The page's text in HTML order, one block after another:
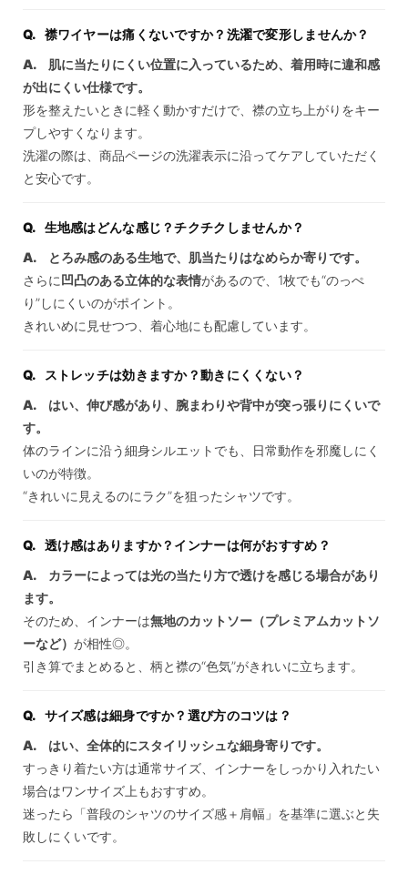
襟ワイヤーは痛くないですか？洗濯で変形しませんか？
肌に当たりにくい位置に入っているため、着用時に違和感
が出にくい仕様です。
形を整えたいときに軽く動かすだけで、襟の立ち上がりをキー
プしやすくなります。
洗濯の際は、商品ページの洗濯表示に沿ってケアしていただく
と安心です。
生地感はどんな感じ？チクチクしませんか？
とろみ感のある生地で、肌当たりはなめらか寄りです。
さらに凹凸のある立体的な表情があるので、1枚でも“のっぺ
り”しにくいのがポイント。
きれいめに見せつつ、着心地にも配慮しています。
ストレッチは効きますか？動きにくくない？
はい、伸び感があり、腕まわりや背中が突っ張りにくいで
す。
体のラインに沿う細身シルエットでも、日常動作を邪魔しにく
いのが特徴。
“きれいに見えるのにラク”を狙ったシャツです。
透け感はありますか？インナーは何がおすすめ？
カラーによっては光の当たり方で透けを感じる場合があり
ます。
そのため、インナーは無地のカットソー（プレミアムカットソ
ーなど） が相性◎。
引き算でまとめると、柄と襟の“色気”がきれいに立ちます。
サイズ感は細身ですか？選び方のコツは？
はい、全体的にスタイリッシュな細身寄りです。
すっきり着たい方は通常サイズ、インナーをしっかり入れたい
場合はワンサイズ上もおすすめ。
迷ったら「普段のシャツのサイズ感＋肩幅」を基準に選ぶと失
敗しにくいです。